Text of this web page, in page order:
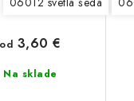
05402 camel
Na sklade
od 3,60 €